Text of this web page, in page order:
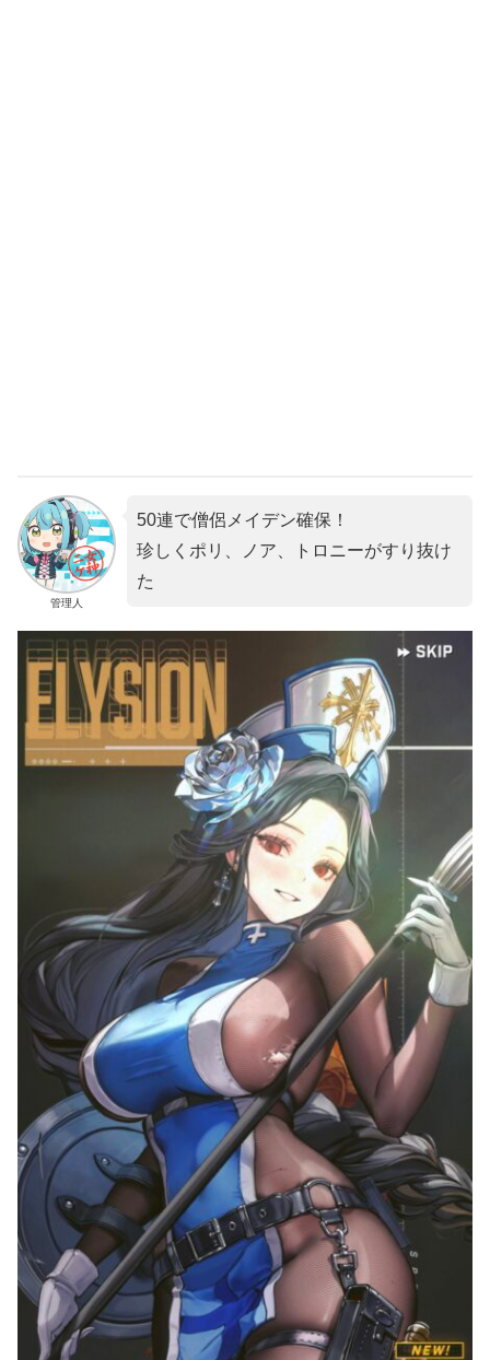
管理人
50連で僧侶メイデン確保！
珍しくポリ、ノア、トロニーがすり抜け
た